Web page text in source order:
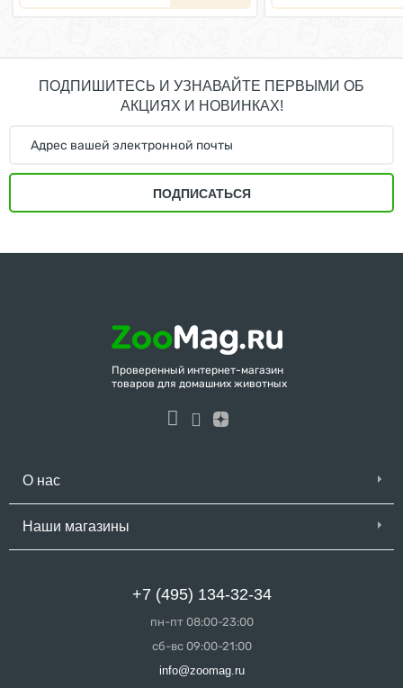
ПОДПИШИТЕСЬ И УЗНАВАЙТЕ ПЕРВЫМИ ОБ
АКЦИЯХ И НОВИНКАХ!
ПОДПИСАТЬСЯ
Проверенный интернет-магазин
товаров для домашних животных
О нас
Наши магазины
+7 (495) 134-32-34
пн-пт 08:00-23:00
сб-вс 09:00-21:00
info@zoomag.ru